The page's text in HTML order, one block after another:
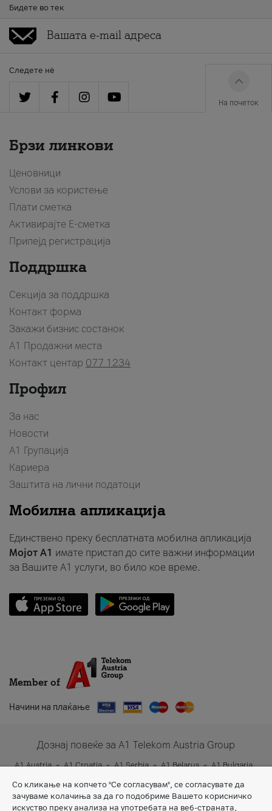
Бидете во тек
Следете нè
На почеток
Брзи линкови
Ценовници
Услови за користење
Плати сметка
Активирајте Е-сметка
Припејд регистрација
Поддршка
Секција за поддршка
Контакт форма
Закажи бизнис состанок
A1 Продажни места
Контакт центар 077 1234
Профил
За нас
Новости
А1 Групација
Кариера
Заштита на лични податоци
Мобилна апликација
Единствено преку бесплатната мобилна апликација
Мојот A1 имате пристап до сите важни информации
за Вашите A1 услуги, во било кое време.
Member of
Начини на плаќање
Дознај повеќе за A1 Telekom Austria Group
A1 Austria A1 Croatia A1 Serbia A1 Belarus
A1 Bulgaria
Со кликање на копчето "Се согласувам", се согласувате да
зачуваме колачиња за да го подобриме Вашето корисничко
искуство преку анализа на употребата на веб-страната,